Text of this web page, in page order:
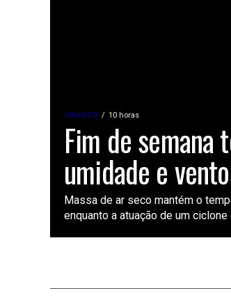
CIDADES 10 horas
Fim de semana
umidade e
Massa de ar seco mantém o
enquanto a atuação de um ciclone